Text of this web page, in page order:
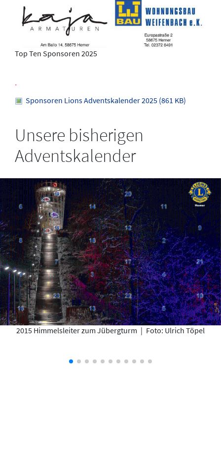
Top Ten Sponsoren 2025
.
Sponsoren Lions Adventskalender 2025 (861 KB)
Unsere bisherigen
Adventskalender
2015 Himmelsleiter zum Jübergturm | Foto: Ulrich Töpel